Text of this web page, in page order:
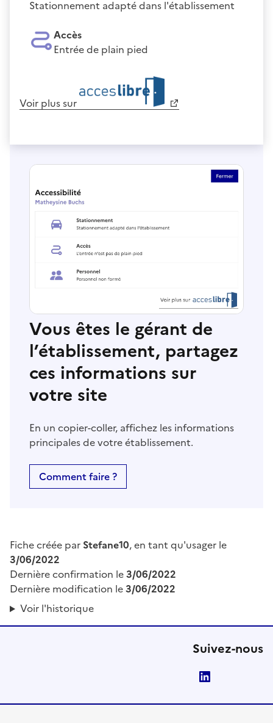
Stationnement adapté dans l'établissement
Accès
Entrée de plain pied
Voir plus sur
Vous êtes le gérant de
l’établissement, partagez
ces informations sur
votre site
En un copier-coller, affichez les informations
principales de votre établissement.
Comment faire ?
Fiche créée par Stefane10, en tant qu'usager le
3/06/2022
Dernière confirmation le3/06/2022
Dernière modification le3/06/2022
Voir l'historique
Suivez-nous